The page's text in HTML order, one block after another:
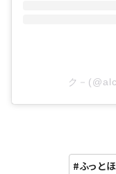
ク－
ふっと